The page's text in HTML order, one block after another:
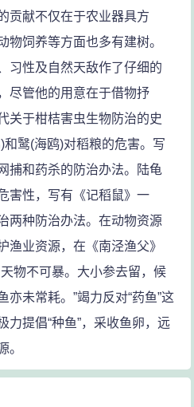
献不仅在于农业器具方
物饲养等方面也多有建树。
习性及自然天敌作了仔细的
尽管他的用意在于借物抒
关于柑桔害虫生物防治的史
鹥(海鸥)对稻粮的危害。写
捕和药杀的防治办法。陆龟
害性，写有《记稻鼠》一
两种防治办法。在动物资源
渔业资源，在《南泾渔父》
物不可暴。大小参去留，候
未常耗。”竭力反对“药鱼”这
力提倡“种鱼”，采收鱼卵，远
。